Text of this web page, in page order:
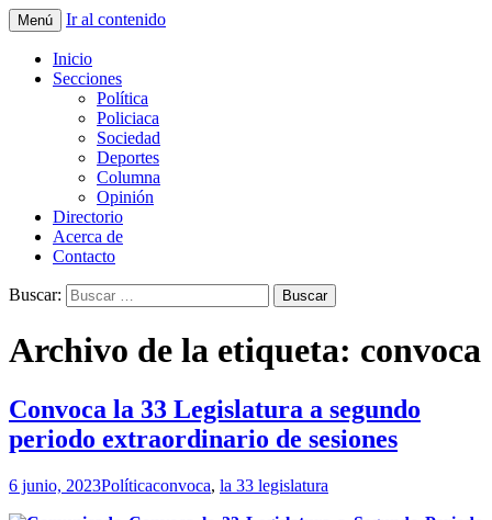
La Yunta de Tepic
Menú Ir al contenido
Inicio
Secciones
Política
Policiaca
Sociedad
Deportes
Columna
Opinión
Directorio
Acerca de
Contacto
Buscar:
Archivo de la etiqueta: convoca
Convoca la 33 Legislatura a segundo
periodo extraordinario de sesiones
6 junio, 2023Políticaconvoca, la 33 legislatura